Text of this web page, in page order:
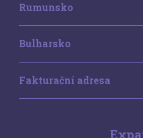
Rumunsko
Bulharsko
Fakturační adresa